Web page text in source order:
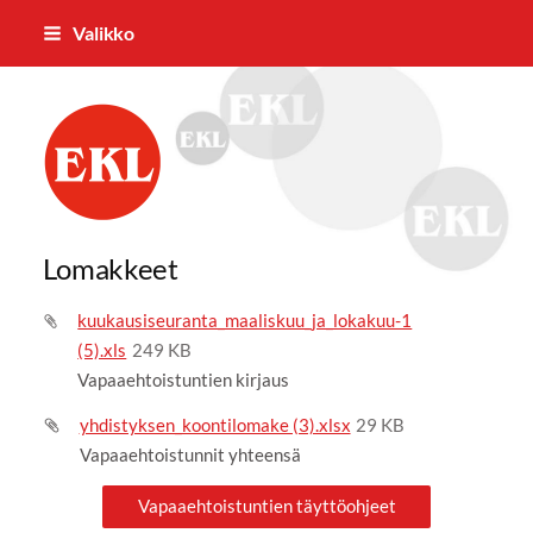
Siirry
Valikko
Keuruun Eläkkeensaajat ry
Lomakkeet
kuukausiseuranta_maaliskuu_ja_lokakuu-1
(5).xls 249 KB
Vapaaehtoistuntien kirjaus
yhdistyksen_koontilomake (3).xlsx 29 KB
Vapaaehtoistunnit yhteensä
Vapaaehtoistuntien täyttöohjeet